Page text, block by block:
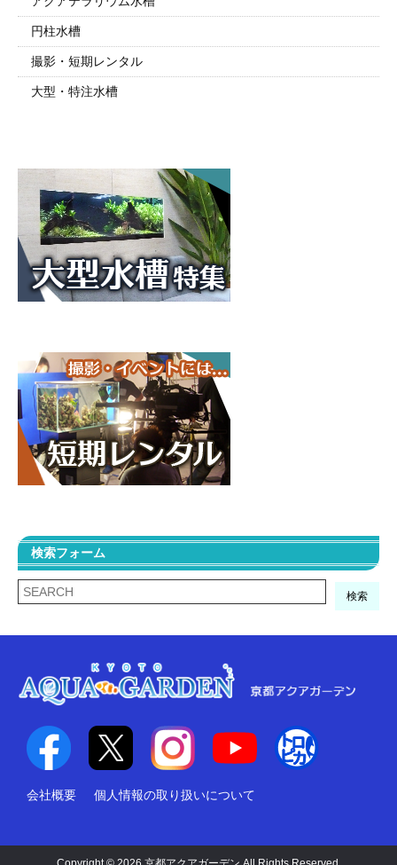
円柱水槽
撮影・短期レンタル
大型・特注水槽
検索フォーム
検索
会社概要 個人情報の取り扱いについて